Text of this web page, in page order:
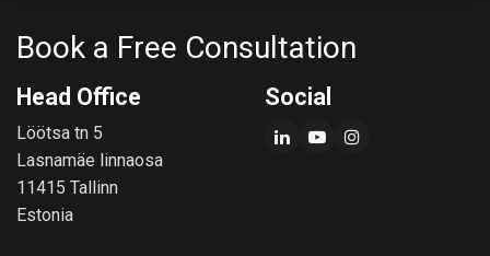
Book a Free Consultation
Head Office
Löötsa tn 5
Lasnamäe linnaosa
11415 Tallinn
Estonia
Social